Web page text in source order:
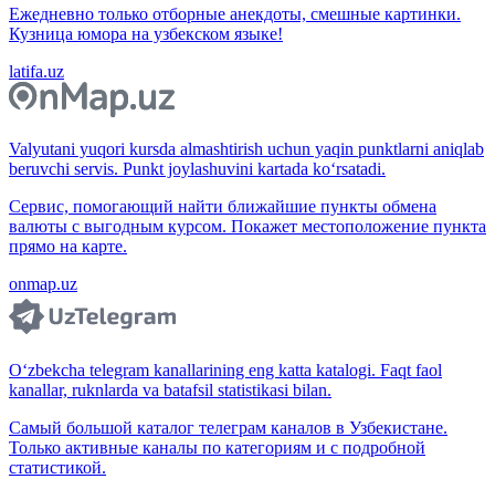
Ежедневно только отборные анекдоты, смешные картинки.
Кузница юмора на узбекском языке!
latifa.uz
Valyutani yuqori kursda almashtirish uchun yaqin punktlarni aniqlab
beruvchi servis. Punkt joylashuvini kartada ko‘rsatadi.
Сервис, помогающий найти ближайшие пункты обмена
валюты с выгодным курсом. Покажет местоположение пункта
прямо на карте.
onmap.uz
O‘zbekcha telegram kanallarining eng katta katalogi. Faqt faol
kanallar, ruknlarda va batafsil statistikasi bilan.
Самый большой каталог телеграм каналов в Узбекистане.
Только активные каналы по категориям и с подробной
статистикой.